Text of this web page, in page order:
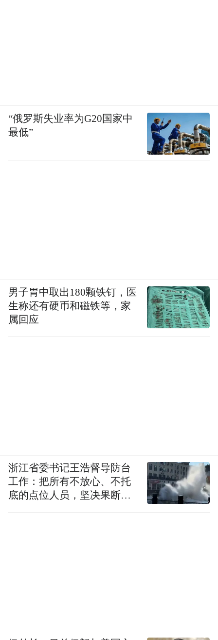
“俄罗斯失业率为G20国家中
最低”
男子胃中取出180颗铁钉，医
生称还有硬币和磁铁等，家
属回应
浙江省委书记王浩督导防台
工作：把所有不放心、不托
底的点位人员，坚决果断转